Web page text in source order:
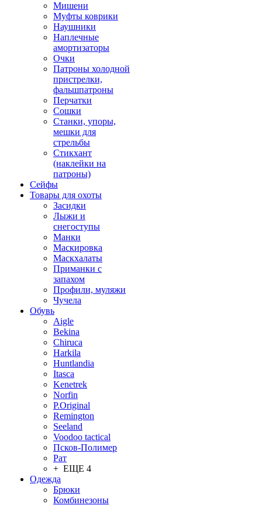
Мишени
Муфты коврики
Наушники
Наплечные
амортизаторы
Очки
Патроны холодной
пристрелки,
фальшпатроны
Перчатки
Сошки
Станки, упоры,
мешки для
стрельбы
Стикхант
(наклейки на
патроны)
Сейфы
Товары для охоты
Засидки
Лыжи и
снегоступы
Манки
Маскировка
Маскхалаты
Приманки с
запахом
Профили, муляжи
Чучела
Обувь
Aigle
Bekina
Chiruсa
Harkila
Huntlandia
Itasca
Kenetrek
Norfin
P.Original
Remington
Seeland
Voodoo tactical
Псков-Полимер
Рат
+ ЕЩЕ 4
Одежда
Брюки
Комбинезоны